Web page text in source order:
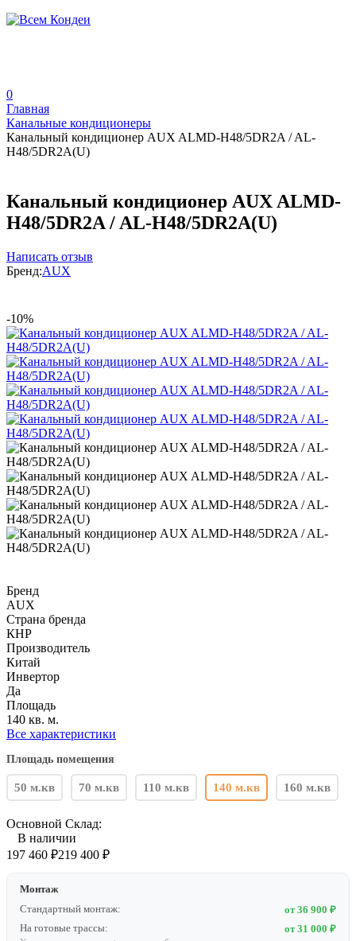
0
Главная
Канальные кондиционеры
Канальный кондиционер AUX ALMD-H48/5DR2A / AL-
H48/5DR2A(U)
Канальный кондиционер AUX ALMD-
H48/5DR2A / AL-H48/5DR2A(U)
Написать отзыв
Бренд:AUX
-10%
Бренд
AUX
Страна бренда
КНР
Производитель
Китай
Инвертор
Да
Площадь
140 кв. м.
Все характеристики
Площадь помещения
50 м.кв 70 м.кв 110 м.кв 140 м.кв 160 м.кв
Основной Склад:
В наличии
197 460 ₽219 400 ₽
Монтаж
Стандартный монтаж:
от 36 900 ₽
На готовые трассы:
от 31 000 ₽